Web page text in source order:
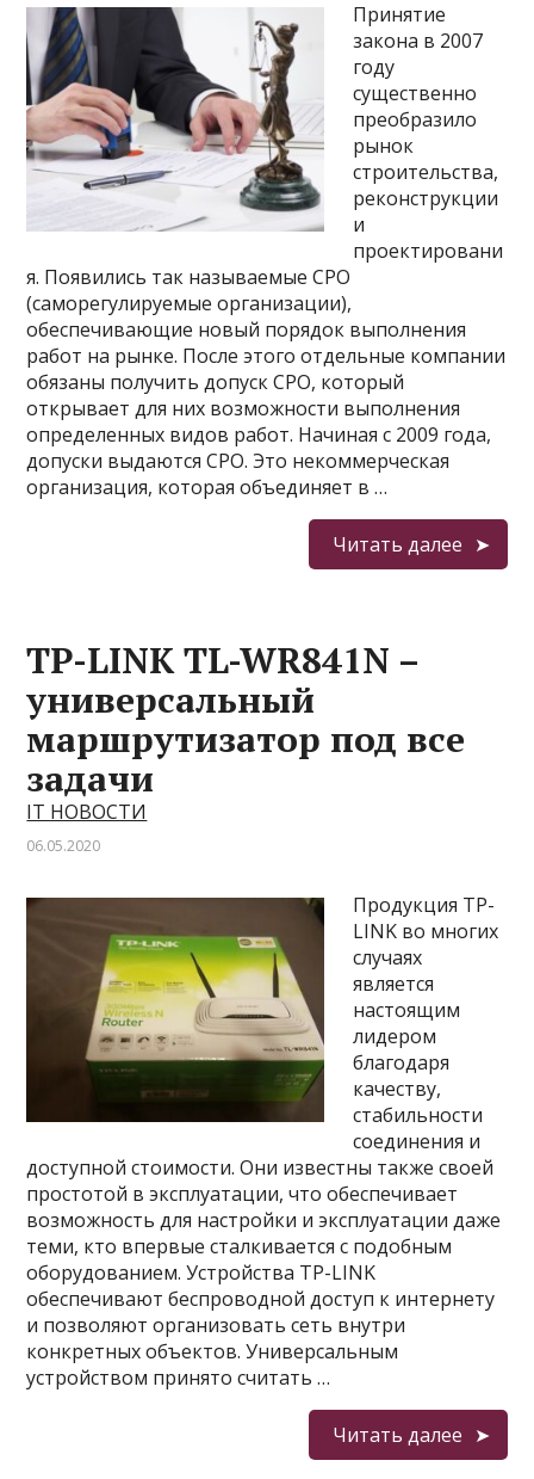
Принятие
закона в 2007
году
существенно
преобразило
рынок
строительства,
реконструкции
и
проектировани
я. Появились так называемые СРО
(саморегулируемые организации),
обеспечивающие новый порядок выполнения
работ на рынке. После этого отдельные компании
обязаны получить допуск СРО, который
открывает для них возможности выполнения
определенных видов работ. Начиная с 2009 года,
допуски выдаются СРО. Это некоммерческая
организация, которая объединяет в …
Читать далее
TP-LINK TL-WR841N –
универсальный
маршрутизатор под все
задачи
IT НОВОСТИ
06.05.2020
Продукция TP-
LINK во многих
случаях
является
настоящим
лидером
благодаря
качеству,
стабильности
соединения и
доступной стоимости. Они известны также своей
простотой в эксплуатации, что обеспечивает
возможность для настройки и эксплуатации даже
теми, кто впервые сталкивается с подобным
оборудованием. Устройства TP-LINK
обеспечивают беспроводной доступ к интернету
и позволяют организовать сеть внутри
конкретных объектов. Универсальным
устройством принято считать …
Читать далее